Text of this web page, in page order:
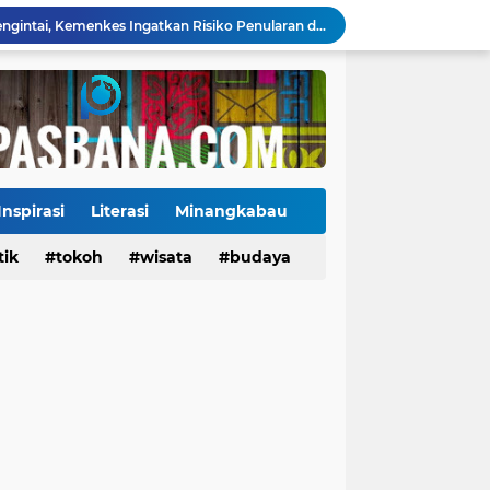
Kasus Campak Masih Mengintai, Kemenkes Ingatkan Risiko Penularan di Sekolah
Jadwal Pekan Perdana Super League 2026/2027: Big Match Langsung Warnai Awal Musim
Mahyeldi Raih Penghargaan IPDN atas Kepemimpinan dan Reformasi Birokrasi di Sumbar
130 ASN dan Warga Payakumbuh Ikut Vaksin HPV, Upaya Cegah Kanker Serviks Diperluas
Ekonomi Indonesia Melaju 5,29%, Sinyal Daya Tahan di Tengah Tekanan Global
Ketua Baru KONI Payakumbuh Hadapi Ujian Cepat, Porprov 2026 Jadi Pembuktian
Literasi Minangkabau
Tokoh budaya kuliner
tokoh wisata budaya